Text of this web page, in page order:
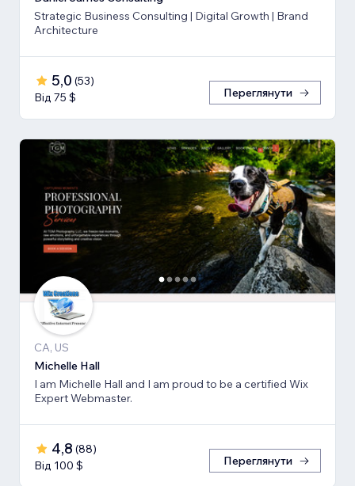
Strategic Business Consulting | Digital Growth | Brand
Architecture
5,0 (53)
Від 75 $
Переглянути
CA, US
Michelle Hall
I am Michelle Hall and I am proud to be a certified Wix
Expert Webmaster.
4,8 (88)
Від 100 $
Переглянути